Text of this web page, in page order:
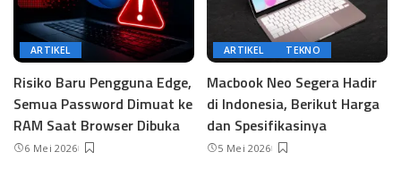
ARTIKEL
Risiko Baru Pengguna Edge,
Semua Password Dimuat ke
RAM Saat Browser Dibuka
6 Mei 2026
ARTIKEL TEKNO
Macbook Neo Segera Hadir
di Indonesia, Berikut Harga
dan Spesifikasinya
5 Mei 2026